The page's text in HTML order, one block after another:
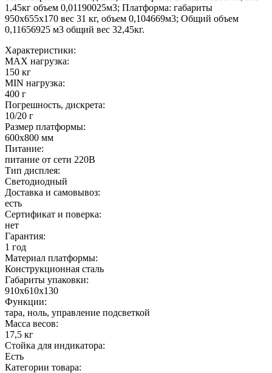
1,45кг объем 0,01190025м3; Платформа: габариты
950х655х170 вес 31 кг, объем 0,104669м3; Общий объем
0,11656925 м3 общий вес 32,45кг.
Характеристики:
MAX нагрузка:
150 кг
MIN нагрузка:
400 г
Погрешность, дискрета:
10/20 г
Размер платформы:
600х800 мм
Питание:
питание от сети 220В
Тип дисплея:
Светодиодный
Доставка и самовывоз:
есть
Сертификат и поверка:
нет
Гарантия:
1 год
Материал платформы:
Конструкционная сталь
Габариты упаковки:
910х610х130
Функции:
тара, ноль, управление подсветкой
Масса весов:
17,5 кг
Стойка для индикатора:
Есть
Категории товара: